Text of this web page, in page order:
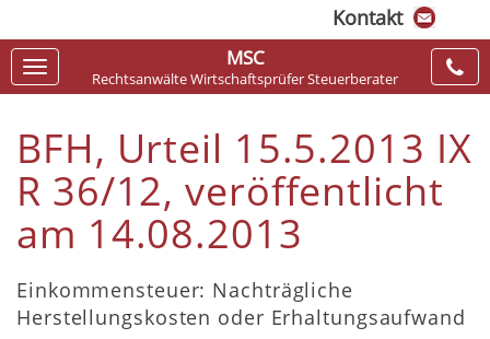
Kontakt
Navigation
ein-/ausblenden
MSC
Rechtsanwälte Wirtschaftsprüfer Steuerberater
BFH, Urteil 15.5.2013 IX
R 36/12, veröffentlicht
am 14.08.2013
Einkommensteuer: Nachträgliche
Herstellungskosten oder Erhaltungsaufwand